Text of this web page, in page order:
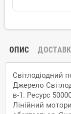
ОПИС
Світлодіодний
Джерело
в-1. Ресурс
Лінійний